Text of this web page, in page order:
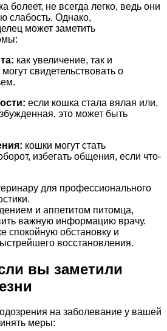
болеет, не всегда легко, ведь они
слабость. Однако,
может заметить
как увеличение, так и
свидетельствовать о
если кошка стала вялая или,
это может быть
кошки могут стать
избегать общения, если что-
для профессионального
и аппетитом питомца,
важную информацию врачу.
спокойную обстановку и
восстановления.
вы заметили
на заболевание у вашей
меры: